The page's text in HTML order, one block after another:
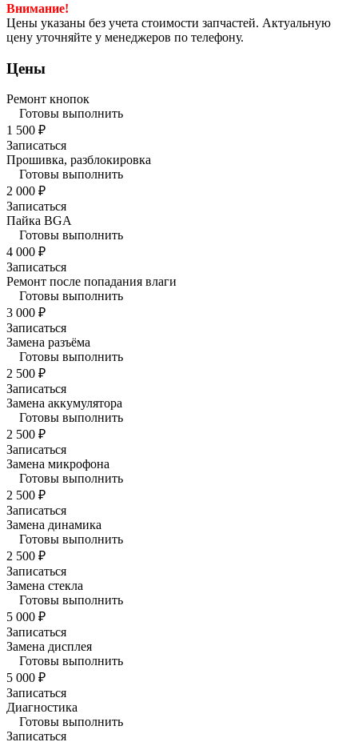
Внимание!
Цены указаны без учета стоимости запчастей. Актуальную
цену уточняйте у менеджеров по телефону.
Цены
Ремонт кнопок
Готовы выполнить
1 500 ₽
Записаться
Прошивка, разблокировка
Готовы выполнить
2 000 ₽
Записаться
Пайка BGA
Готовы выполнить
4 000 ₽
Записаться
Ремонт после попадания влаги
Готовы выполнить
3 000 ₽
Записаться
Замена разъёма
Готовы выполнить
2 500 ₽
Записаться
Замена аккумулятора
Готовы выполнить
2 500 ₽
Записаться
Замена микрофона
Готовы выполнить
2 500 ₽
Записаться
Замена динамика
Готовы выполнить
2 500 ₽
Записаться
Замена стекла
Готовы выполнить
5 000 ₽
Записаться
Замена дисплея
Готовы выполнить
5 000 ₽
Записаться
Диагностика
Готовы выполнить
Записаться